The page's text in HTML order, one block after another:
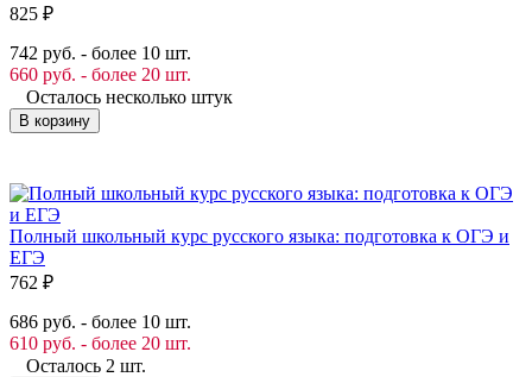
825 ₽
742 руб. - более 10 шт.
660 руб. - более 20 шт.
Осталось несколько штук
В корзину
Полный школьный курс русского языка: подготовка к ОГЭ и
ЕГЭ
762 ₽
686 руб. - более 10 шт.
610 руб. - более 20 шт.
Осталось 2 шт.